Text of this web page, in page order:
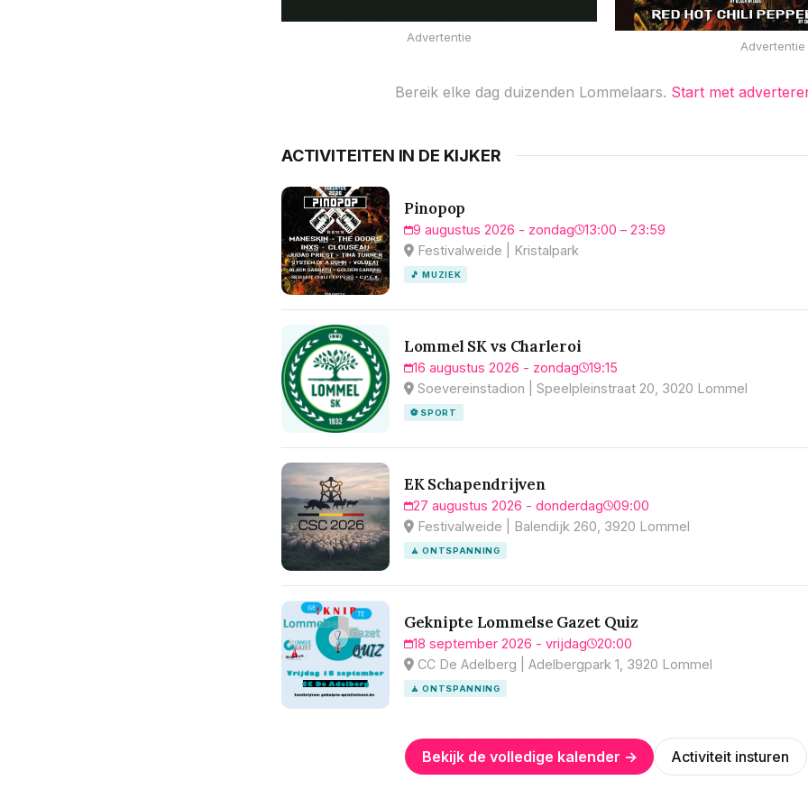
Advertentie
Advertentie
Bereik elke dag duizenden Lommelaars. Start met
ACTIVITEITEN IN DE KIJKER
Pinopop
9 augustus 2026 - zondag
13:00 – 23:59
Festivalweide | Kristalpark
🎵 MUZIEK
Lommel SK vs Charleroi
16 augustus 2026 - zondag
19:15
Soevereinstadion | Speelpleinstraat 20, 3020 Lommel
⚽ SPORT
EK Schapendrijven
27 augustus 2026 - donderdag
09:00
Festivalweide | Balendijk 260, 3920 Lommel
🧘 ONTSPANNING
Geknipte Lommelse Gazet Quiz
18 september 2026 - vrijdag
20:00
CC De Adelberg | Adelbergpark 1, 3920 Lommel
🧘 ONTSPANNING
Bekijk de volledige kalender → Activiteit insturen